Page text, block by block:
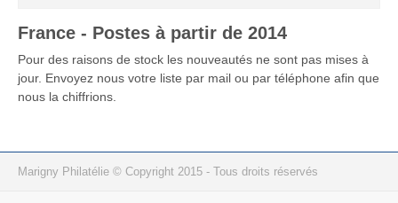
France - Postes à partir de 2014
Pour des raisons de stock les nouveautés ne sont pas mises à
jour. Envoyez nous votre liste par mail ou par téléphone afin que
nous la chiffrions.
Marigny Philatélie © Copyright 2015 - Tous droits réservés